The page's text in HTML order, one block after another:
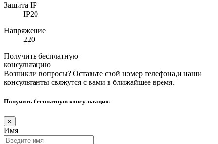
Защита IP
IP20
Напряжение
220
Получить бесплатную
консультацию
Возникли вопросы? Оставьте свой номер телефона,и наши
консультанты свяжутся с вами в ближайшее время.
Получить бесплатную консультацию
×
Имя